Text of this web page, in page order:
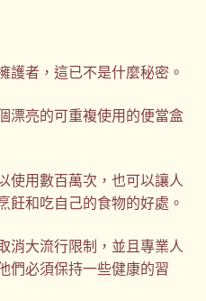
護者，這已不是什麼秘密。
漂亮的可重複使用的便當盒
使用數百萬次，也可以讓人
飪和吃自己的食物的好處。
消大流行限制，並且專業人
們必須保持一些健康的習